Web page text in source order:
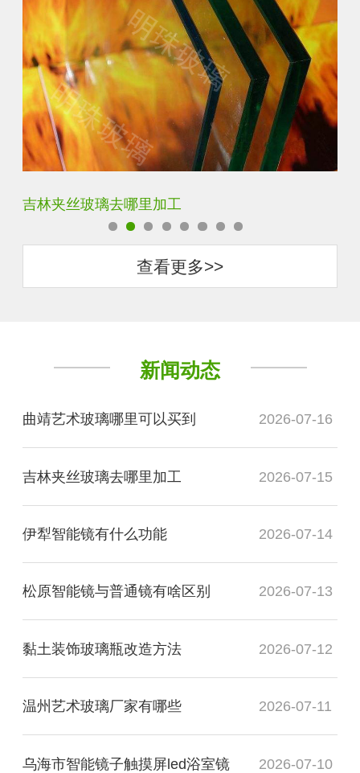
伊犁智能镜有什么功能
查看更多>>
新闻动态
曲靖艺术玻璃哪里可以买到 2026-07-16
吉林夹丝玻璃去哪里加工 2026-07-15
伊犁智能镜有什么功能 2026-07-14
松原智能镜与普通镜有啥区别 2026-07-13
黏土装饰玻璃瓶改造方法 2026-07-12
温州艺术玻璃厂家有哪些 2026-07-11
乌海市智能镜子触摸屏led浴室镜 2026-07-10